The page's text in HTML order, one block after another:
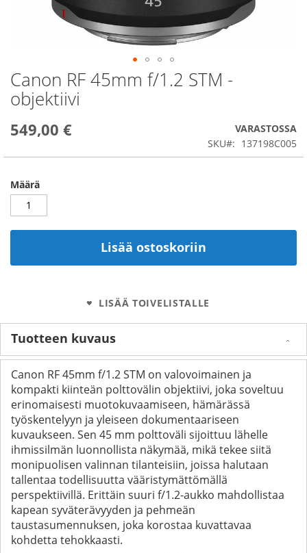
Canon RF 45mm f/1.2 STM -
objektiivi
549,00 €
VARASTOSSA
SKU
137198C005
Määrä
Lisää ostoskoriin
LISÄÄ TOIVELISTALLE
Skip
to
the
of
Tuotteen kuvaus
Canon RF 45mm f/1.2 STM on valovoimainen ja
kompakti kiinteän polttovälin objektiivi, joka soveltuu
erinomaisesti muotokuvaamiseen, hämärässä
työskentelyyn ja yleiseen dokumentaariseen
kuvaukseen. Sen 45 mm polttoväli sijoittuu lähelle
ihmissilmän luonnollista näkymää, mikä tekee siitä
monipuolisen valinnan tilanteisiin, joissa halutaan
tallentaa todellisuutta vääristymättömällä
perspektiivillä. Erittäin suuri f/1.2-aukko mahdollistaa
kapean syväterävyyden ja pehmeän
taustasumennuksen, joka korostaa kuvattavaa
kohdetta tehokkaasti.